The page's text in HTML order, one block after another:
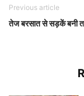
Previous article
तेज बरसात से सड़कें बनी